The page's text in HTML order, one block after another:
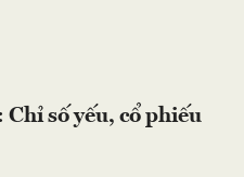
số yếu, cổ phiếu